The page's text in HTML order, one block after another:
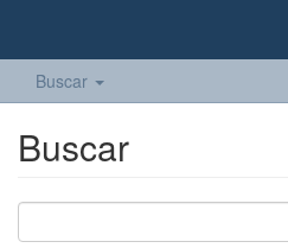
Buscar
Buscar